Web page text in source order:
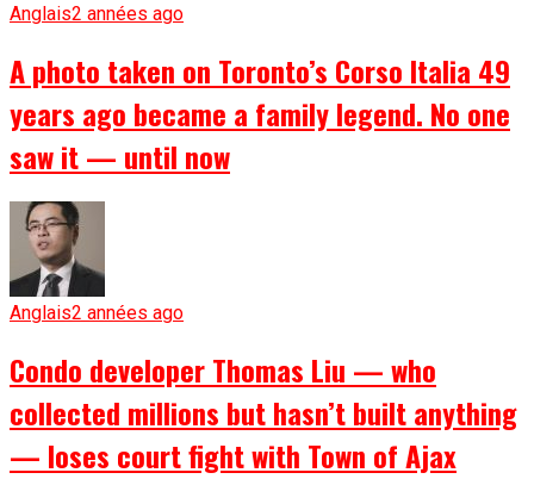
Anglais2 années ago
A photo taken on Toronto’s Corso Italia 49
years ago became a family legend. No one
saw it — until now
Anglais2 années ago
Condo developer Thomas Liu — who
collected millions but hasn’t built anything
— loses court fight with Town of Ajax